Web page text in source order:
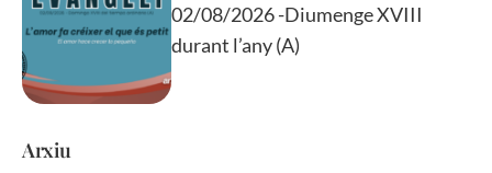
02/08/2026 -Diumenge XVIII
durant l’any (A)
Arxiu